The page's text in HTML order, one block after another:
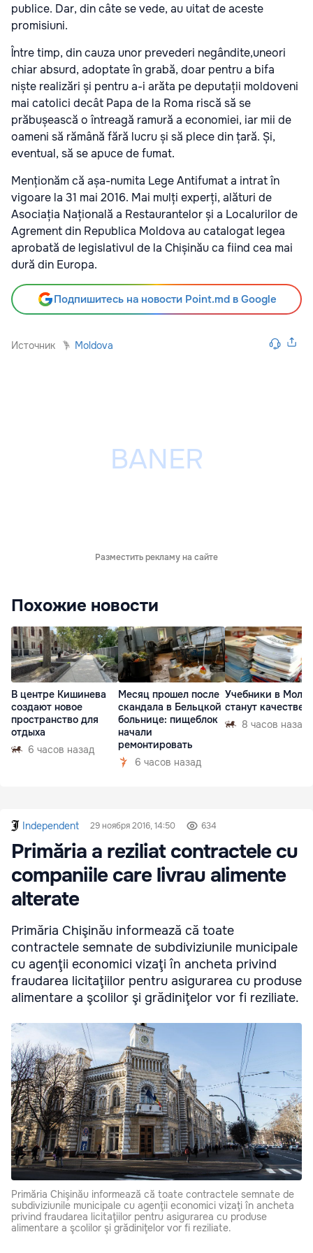
publice. Dar, din câte se vede, au uitat de aceste
promisiuni.
Între timp, din cauza unor prevederi negândite,uneori
chiar absurd, adoptate în grabă, doar pentru a bifa
niște realizări și pentru a-i arăta pe deputații moldoveni
mai catolici decât Papa de la Roma riscă să se
prăbușească o întreagă ramură a economiei, iar mii de
oameni să rămână fără lucru și să plece din țară. Și,
eventual, să se apuce de fumat.
Menționăm că așa-numita Lege Antifumat a intrat în
vigoare la 31 mai 2016. Mai mulți experți, alături de
Asociația Națională a Restaurantelor și a Localurilor de
Agrement din Republica Moldova au catalogat legea
aprobată de legislativul de la Chișinău ca fiind cea mai
dură din Europa.
Подпишитесь на новости Point.md в Google
Источник Moldova
Разместить рекламу на сайте
Похожие новости
В центре Кишинева
создают новое
пространство для
отдыха
6 часов назад
Месяц прошел после
скандала в Бельцкой
больнице: пищеблок
начали
ремонтировать
6 часов назад
Учебники в
станут
8 часов назад
Independent 29 ноября 2016, 14:50 634
Primăria a reziliat contractele cu
companiile care livrau alimente
alterate
Primăria Chişinău informează că toate
contractele semnate de subdiviziunile municipale
cu agenţii economici vizaţi în ancheta privind
fraudarea licitaţiilor pentru asigurarea cu produse
alimentare a şcolilor şi grădiniţelor vor fi reziliate.
Primăria Chişinău informează că toate contractele semnate de
subdiviziunile municipale cu agenţii economici vizaţi în ancheta
privind fraudarea licitaţiilor pentru asigurarea cu produse
alimentare a şcolilor şi grădiniţelor vor fi reziliate.